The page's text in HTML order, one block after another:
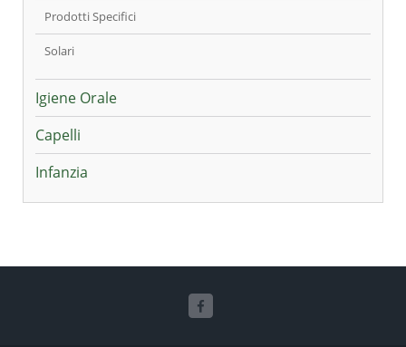
Prodotti Specifici
Solari
Igiene Orale
Capelli
Infanzia